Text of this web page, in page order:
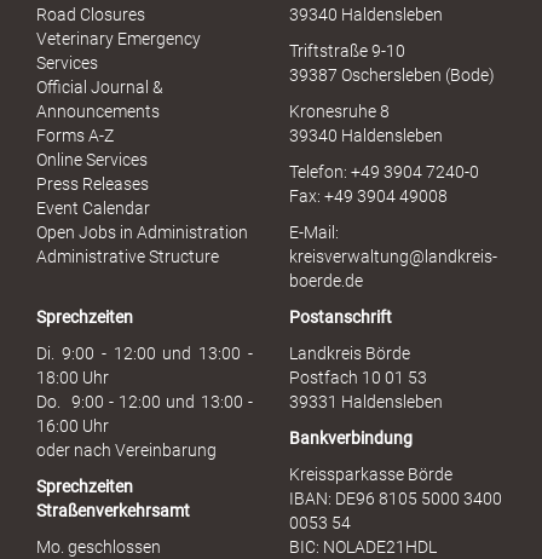
u
h
Road Closures
Veterinary Emergency
Services
Official Journal &
Announcements
Forms A-Z
Online Services
Press Releases
Event Calendar
Open Jobs in Administration
Administrative Structure
39340 Haldensleben
Triftstraße 9-10
39387 Oschersleben (Bode)
Kronesruhe 8
39340 Haldensleben
Telefon: +49 3904 7240-0
Fax: +49 3904 49008
E-Mail:
kreisverwaltung@landkreis-
boerde.de
Sprechzeiten
Di. 9:00 - 12:00 und 13:00 -
18:00 Uhr
Do. 9:00 - 12:00 und 13:00 -
16:00 Uhr
oder nach Vereinbarung
Sprechzeiten
Straßenverkehrsamt
Mo. geschlossen
Postanschrift
Landkreis Börde
Postfach 10 01 53
39331 Haldensleben
Bankverbindung
Kreissparkasse Börde
IBAN: DE96 8105 5000 3400
0053 54
BIC: NOLADE21HDL